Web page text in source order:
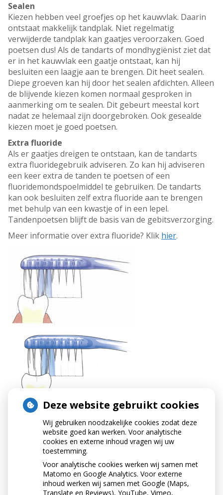
Sealen
Kiezen hebben veel groefjes op het kauwvlak. Daarin
ontstaat makkelijk tandplak. Niet regelmatig
verwijderde tandplak kan gaatjes veroorzaken. Goed
poetsen dus! Als de tandarts of mondhygiënist ziet dat
er in het kauwvlak een gaatje ontstaat, kan hij
besluiten een laagje aan te brengen. Dit heet sealen.
Diepe groeven kan hij door het sealen afdichten. Alleen
de blijvende kiezen komen normaal gesproken in
aanmerking om te sealen. Dit gebeurt meestal kort
nadat ze helemaal zijn doorgebroken. Ook gesealde
kiezen moet je goed poetsen.
Extra fluoride
Als er gaatjes dreigen te ontstaan, kan de tandarts
extra fluoridegebruik adviseren. Zo kan hij adviseren
een keer extra de tanden te poetsen of een
fluoridemondspoelmiddel te gebruiken. De tandarts
kan ook besluiten zelf extra fluoride aan te brengen
met behulp van een kwastje of in een lepel.
Tandenpoetsen blijft de basis van de gebitsverzorging.
Meer informatie over extra fluoride? Klik hier.
Deze website gebruikt cookies
Wij gebruiken noodzakelijke cookies zodat deze
website goed kan werken. Voor analytische
cookies en externe inhoud vragen wij uw
toestemming.
Voor analytische cookies werken wij samen met
Matomo en Google Analytics. Voor externe
inhoud werken wij samen met Google (Maps,
Translate en Reviews), YouTube, Vimeo,